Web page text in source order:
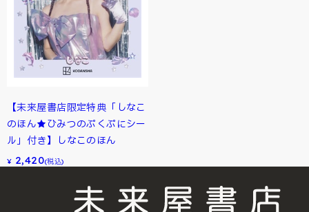
【未来屋書店限定特典「しなこ
のほん★ひみつのぷくぷにシー
ル」付き】しなこのほん
¥ 2,420(税込)